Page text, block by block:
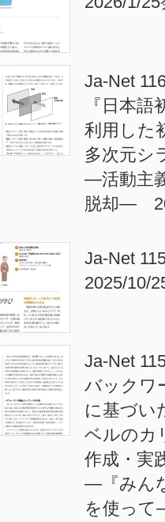
Ja-Net
『日本語
利用した
多次元シ
—活動主
脱却—
Ja-Net
2025/10/
Ja-Net
バックワ
に基づい
ベルのカ
作成・実
―『みん
を使っ